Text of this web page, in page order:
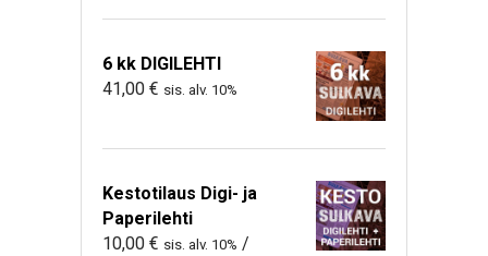
6 kk DIGILEHTI
41,00 € sis. alv. 10%
Kestotilaus Digi- ja
Paperilehti
10,00 € sis. alv. 10% /